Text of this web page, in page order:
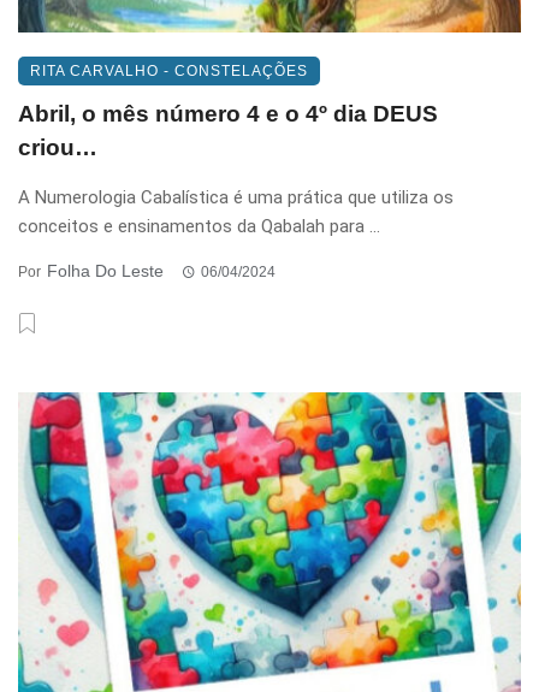
RITA CARVALHO - CONSTELAÇÕES
Abril, o mês número 4 e o 4º dia DEUS
criou…
A Numerologia Cabalística é uma prática que utiliza os
conceitos e ensinamentos da Qabalah para ...
Por Folha Do Leste 06/04/2024